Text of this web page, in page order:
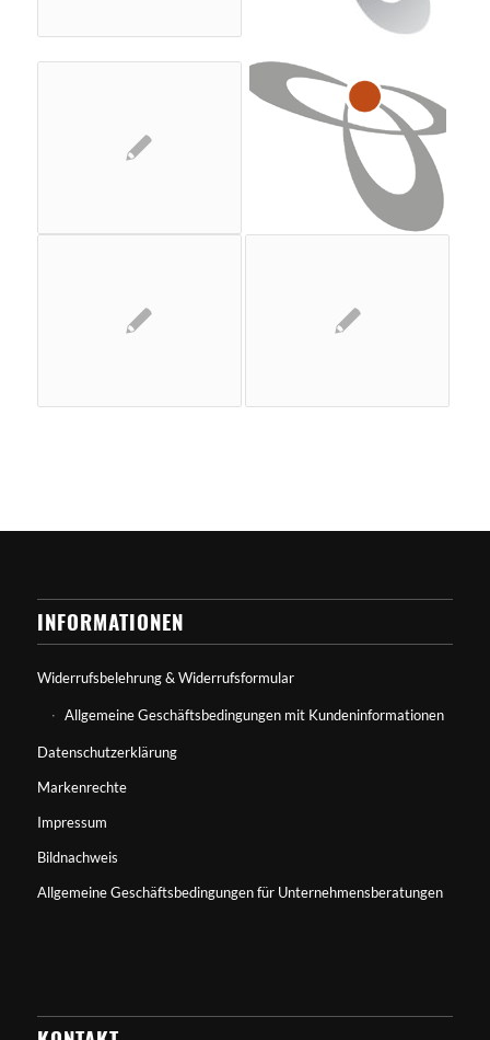
INFORMATIONEN
Widerrufsbelehrung & Widerrufsformular
Allgemeine Geschäftsbedingungen mit Kundeninformationen
Datenschutzerklärung
Markenrechte
Impressum
Bildnachweis
Allgemeine Geschäftsbedingungen für Unternehmensberatungen